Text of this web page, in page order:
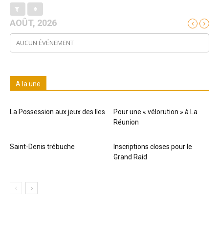
AOÛT, 2026
AUCUN ÉVÉNEMENT
A la une
La Possession aux jeux des Iles
Pour une « vélorution » à La
Réunion
Saint-Denis trébuche
Inscriptions closes pour le
Grand Raid